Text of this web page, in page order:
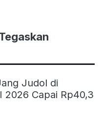
Judol di
2026 Capai Rp40,3